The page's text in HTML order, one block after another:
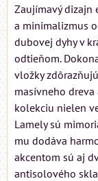
Zaujímavý dizajn
a minimalizmus
dubovej dyhy v
odtieňom.
vložky
masívneho
kolekciu nielen
Lamely sú
mu dodáva
akcentom sú aj
antisolového